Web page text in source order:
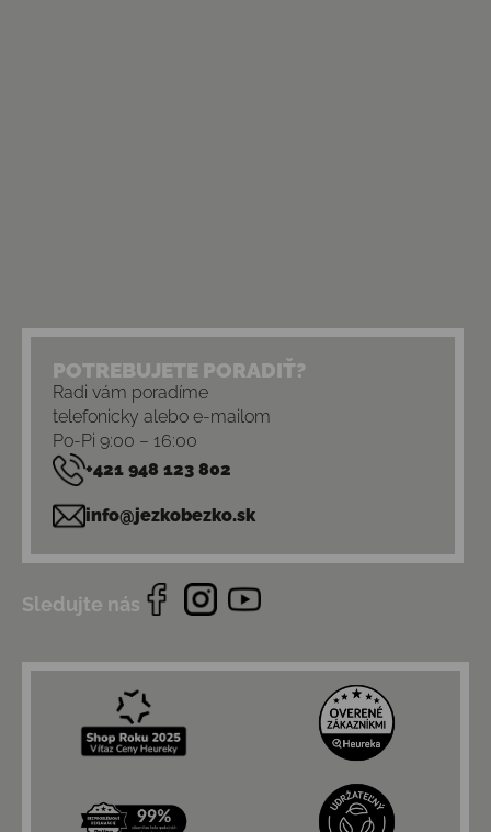
POTREBUJETE PORADIŤ?
Radi vám poradíme
telefonicky alebo e-mailom
Po-Pi 9:00 – 16:00
+421 948 123 802
info@jezkobezko.sk
Sledujte nás